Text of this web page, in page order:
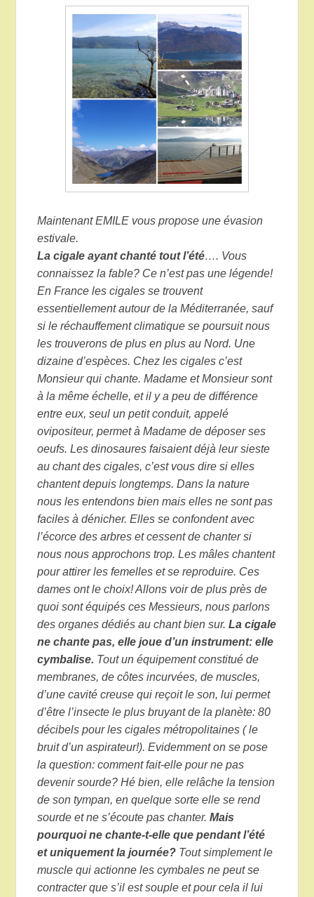
Maintenant EMILE vous propose une évasion
estivale.
La cigale ayant chanté tout l’été…. Vous
connaissez la fable? Ce n’est pas une légende!
En France les cigales se trouvent
essentiellement autour de la Méditerranée, sauf
si le réchauffement climatique se poursuit nous
les trouverons de plus en plus au Nord. Une
dizaine d’espèces. Chez les cigales c’est
Monsieur qui chante. Madame et Monsieur sont
à la même échelle, et il y a peu de différence
entre eux, seul un petit conduit, appelé
ovipositeur, permet à Madame de déposer ses
oeufs. Les dinosaures faisaient déjà leur sieste
au chant des cigales, c’est vous dire si elles
chantent depuis longtemps. Dans la nature
nous les entendons bien mais elles ne sont pas
faciles à dénicher. Elles se confondent avec
l’écorce des arbres et cessent de chanter si
nous nous approchons trop. Les mâles chantent
pour attirer les femelles et se reproduire. Ces
dames ont le choix! Allons voir de plus près de
quoi sont équipés ces Messieurs, nous parlons
des organes dédiés au chant bien sur.La cigale
ne chante pas, elle joue d’un instrument: elle
cymbalise. Tout un équipement constitué de
membranes, de côtes incurvées, de muscles,
d’une cavité creuse qui reçoit le son, lui permet
d’être l’insecte le plus bruyant de la planète: 80
décibels pour les cigales métropolitaines ( le
bruit d’un aspirateur!). Evidemment on se pose
la question: comment fait-elle pour ne pas
devenir sourde? Hé bien, elle relâche la tension
de son tympan, en quelque sorte elle se rend
sourde et ne s’écoute pas chanter.Mais
pourquoi ne chante-t-elle que pendant l’été
et uniquement la journée? Tout simplement le
muscle qui actionne les cymbales ne peut se
contracter que s’il est souple et pour cela il lui